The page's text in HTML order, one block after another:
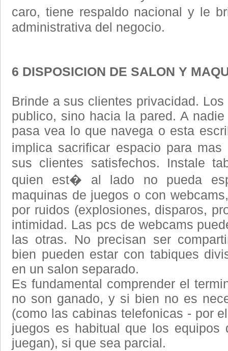
caro, tiene respaldo nacional y le
administrativa del negocio.
6 DISPOSICION DE SALON Y
Brinde a sus clientes privacidad.
publico, sino hacia la pared. A
pasa vea lo que navega o esta
implica sacrificar espacio para
sus clientes satisfechos. Instale
quien est� al lado no pueda
maquinas de juegos o con
por ruidos (explosiones, disparos,
intimidad. Las pcs de webcams
las otras. No precisan ser
bien pueden estar con tabiques
en un salon separado.
Es fundamental comprender el
no son ganado, y si bien no es
(como las cabinas telefonicas - por
juegos es habitual que los equipos
juegan), si que sea parcial.